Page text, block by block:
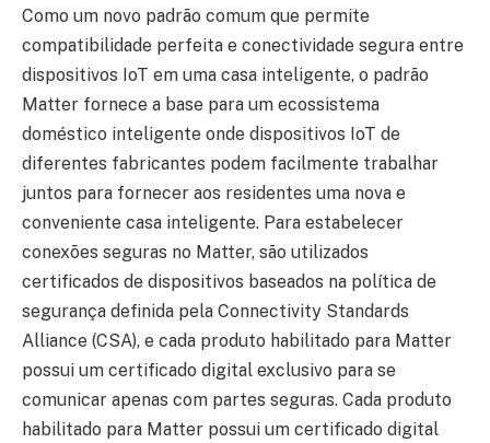
Como um novo padrão comum que permite
compatibilidade perfeita e conectividade segura entre
dispositivos IoT em uma casa inteligente, o padrão
Matter fornece a base para um ecossistema
doméstico inteligente onde dispositivos IoT de
diferentes fabricantes podem facilmente trabalhar
juntos para fornecer aos residentes uma nova e
conveniente casa inteligente. Para estabelecer
conexões seguras no Matter, são utilizados
certificados de dispositivos baseados na política de
segurança definida pela Connectivity Standards
Alliance (CSA), e cada produto habilitado para Matter
possui um certificado digital exclusivo para se
comunicar apenas com partes seguras. Cada produto
habilitado para Matter possui um certificado digital